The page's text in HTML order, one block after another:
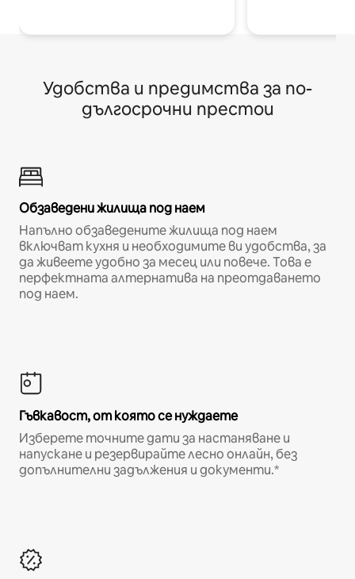
Удобства и предимства за по-
дългосрочни престои
Обзаведени жилища под наем
Напълно обзаведените жилища под наем
включват кухня и необходимите ви удобства, за
да живеете удобно за месец или повече. Това е
перфектната алтернатива на преотдаването
под наем.
Гъвкавост, от която се нуждаете
Изберете точните дати за настаняване и
напускане и резервирайте лесно онлайн, без
допълнителни задължения и документи.*